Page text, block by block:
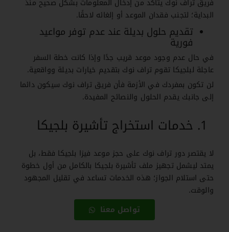
فريق تراف نوك يتأكد من إدخال المعلومات بشكل صحيح منذ
البداية؛ لتجنب فقدان الموعد أو إلغائه لاحقًا.
تقديم حلول بديلة عند عدم توفر مواعيد
فورية
في حال عدم وجود موعد قريب جدًا وإذا كانت خطة السفر
عاجلة لبلجيكا تقوم تراف نوك بتقديم خيارات بديلة وواقعية.
لن تكون بمفردك في الأزمة فأن فريق تراف نوك سيكون دائما
إلى جانبك يقدم الحلول والنصائح المفيدة.
خدمات استخراج تأشيرة بلجيكا
لا يقتصر دور تراف نوك على حجز موعد فيزا بلجيكا فقط، بل
يمتد ليشمل تجهيز ملف تأشيرة بلجيكا بالكامل من أول خطوة
حتى استلام الجواز؛ هذه الخدمات تساعد في تقليل المجهود
والوقت.
تواصل معنا